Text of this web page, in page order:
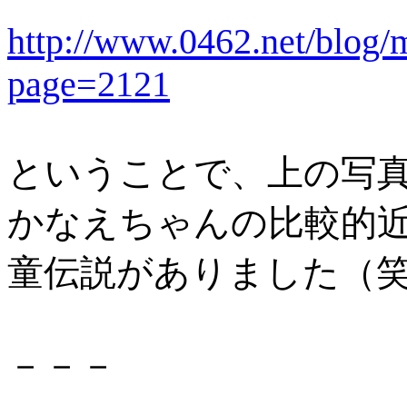
http://www.0462.net/blog/
page=2121
ということで、上の写
かなえちゃんの比較的
童伝説がありました（
－－－